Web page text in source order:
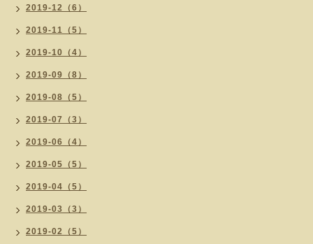
2019-12（6）
2019-11（5）
2019-10（4）
2019-09（8）
2019-08（5）
2019-07（3）
2019-06（4）
2019-05（5）
2019-04（5）
2019-03（3）
2019-02（5）